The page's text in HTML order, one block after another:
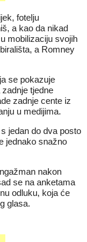
fotelju
a kao da nikad
mobilizaciju svojih
a Romney
se pokazuje
tjedne
zadnje cente iz
u medijima.
jedan do dva posto
jednako snažno
nakon
se na anketama
odluku, koja će
glasa.